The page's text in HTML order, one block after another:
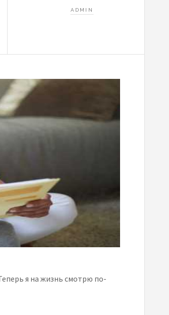
ADMIN
я на жизнь смотрю по-